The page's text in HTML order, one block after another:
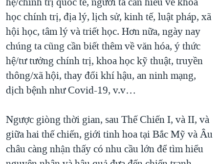
học chính trị, địa lý, lịch sử, kinh tế, luật pháp, xã
hội học, tâm lý và triết học. Hơn nữa, ngày nay
chúng ta cũng cần biết thêm về văn hóa, ý thức
hệ/tư tưởng chính trị, khoa học kỹ thuật, truyền
thông/xã hội, thay đổi khí hậu, an ninh mạng,
dịch bệnh như Covid-19, v.v…
Ngược giòng thời gian, sau Thế Chiến I, và II, và
giữa hai thế chiến, giới tinh hoa tại Bắc Mỹ và Âu
châu càng nhận thấy có nhu cầu lớn để tìm hiểu